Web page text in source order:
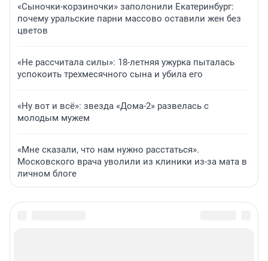
«Сыночки-корзиночки» заполонили Екатеринбург:
почему уральские парни массово оставили жен без
цветов
«Не рассчитала силы»: 18-летняя ужурка пыталась
успокоить трехмесячного сына и убила его
«Ну вот и всё»: звезда «Дома-2» развелась с
молодым мужем
«Мне сказали, что нам нужно расстаться».
Московского врача уволили из клиники из-за мата в
личном блоге